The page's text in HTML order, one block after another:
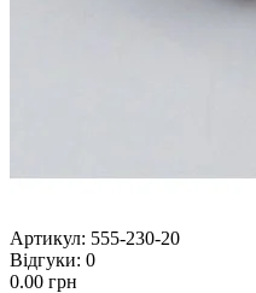
Артикул: 555-230-20
Відгуки: 0
0.00 грн